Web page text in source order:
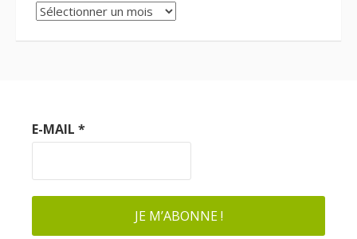
Archives
E-MAIL *